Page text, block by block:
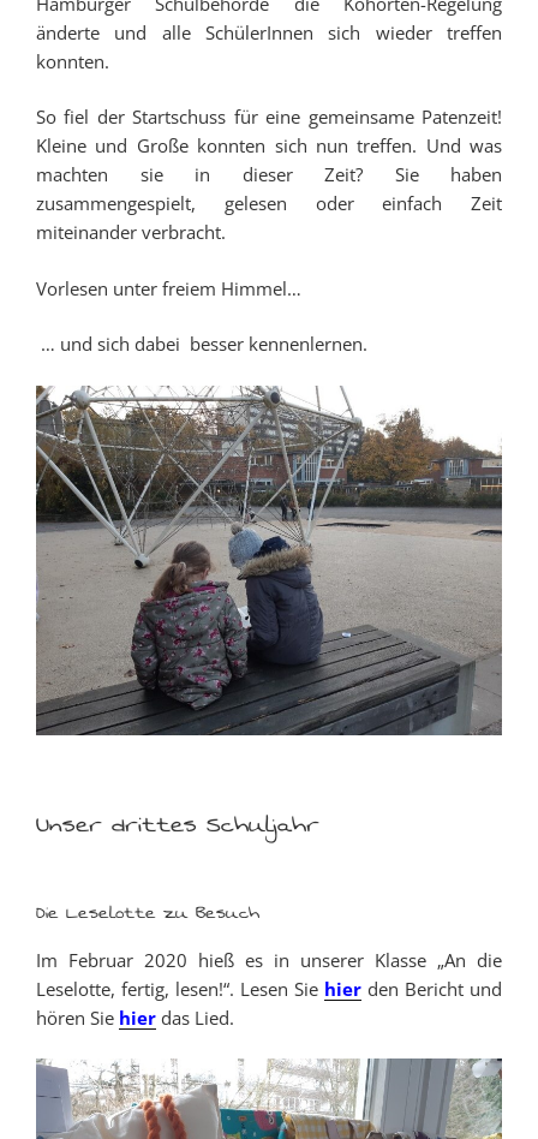
änderte und alle SchülerInnen sich wieder treffen
konnten.
So fiel der Startschuss für eine gemeinsame Patenzeit!
Kleine und Große konnten sich nun treffen. Und was
machten sie in dieser Zeit? Sie haben
zusammengespielt, gelesen oder einfach Zeit
miteinander verbracht.
Vorlesen unter freiem Himmel…
… und sich dabei besser kennenlernen.
Unser drittes Schuljahr
Die Leselotte zu Besuch
Im Februar 2020 hieß es in unserer Klasse „An die
Leselotte, fertig, lesen!“. Lesen Sie hier den Bericht und
hören Sie hier das Lied.